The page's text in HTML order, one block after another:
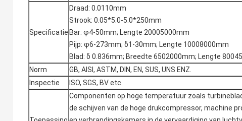
Specificatie
Draad: 0.0110mm
Strook: 0.05*5.0-5.0*250mm
Bar: φ4-50mm; Lengte 20005000mm
Pijp: φ6-273mm; δ1-30mm; Lengte 10008000mm
Blad: δ 0.836mm; Breedte 6502000mm; Lengte
Norm
GB, AISI, ASTM, DIN, EN, SUS, UNS ENZ.
Inspectie
ISO, SGS, BV etc.
Componenten op hoge temperatuur zoals
de schijven van de hoge drukcompressor, machine